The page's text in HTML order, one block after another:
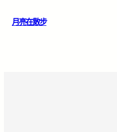
月亮在散步